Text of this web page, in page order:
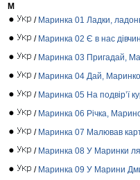
М
/ Маринка 01 Ладки,
/ Маринка 02 Є в нас
/ Маринка 03 Пригадай,
/ Маринка 04 Дай, Маринко,
/ Маринка 05 На подвір’ї
/ Маринка 06 Річка,
/ Маринка 07 Малював
/ Маринка 08 У Маринки
/ Маринка 09 У Марини